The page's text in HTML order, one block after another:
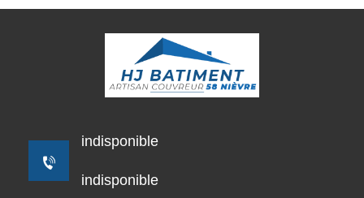
indisponible
indisponible